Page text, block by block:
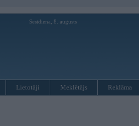
Sestdiena, 8. augusts
Lietotāji Meklētājs Reklāma